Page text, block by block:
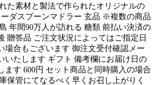
た素材と製法で作られたオリジナルの
ダスプーンマドラー 玄品 ※複数の商品
年間90万人が訪れる 糖類 前払い決済の
贈答品 ご注文状況によってはご指定日
場合もございます 御注文受付確認メー
いたします ギフト 備考欄にお届け日の
ます 600円 セット商品と同時購入の場合
保管にてなるべく早くお召し上がりく